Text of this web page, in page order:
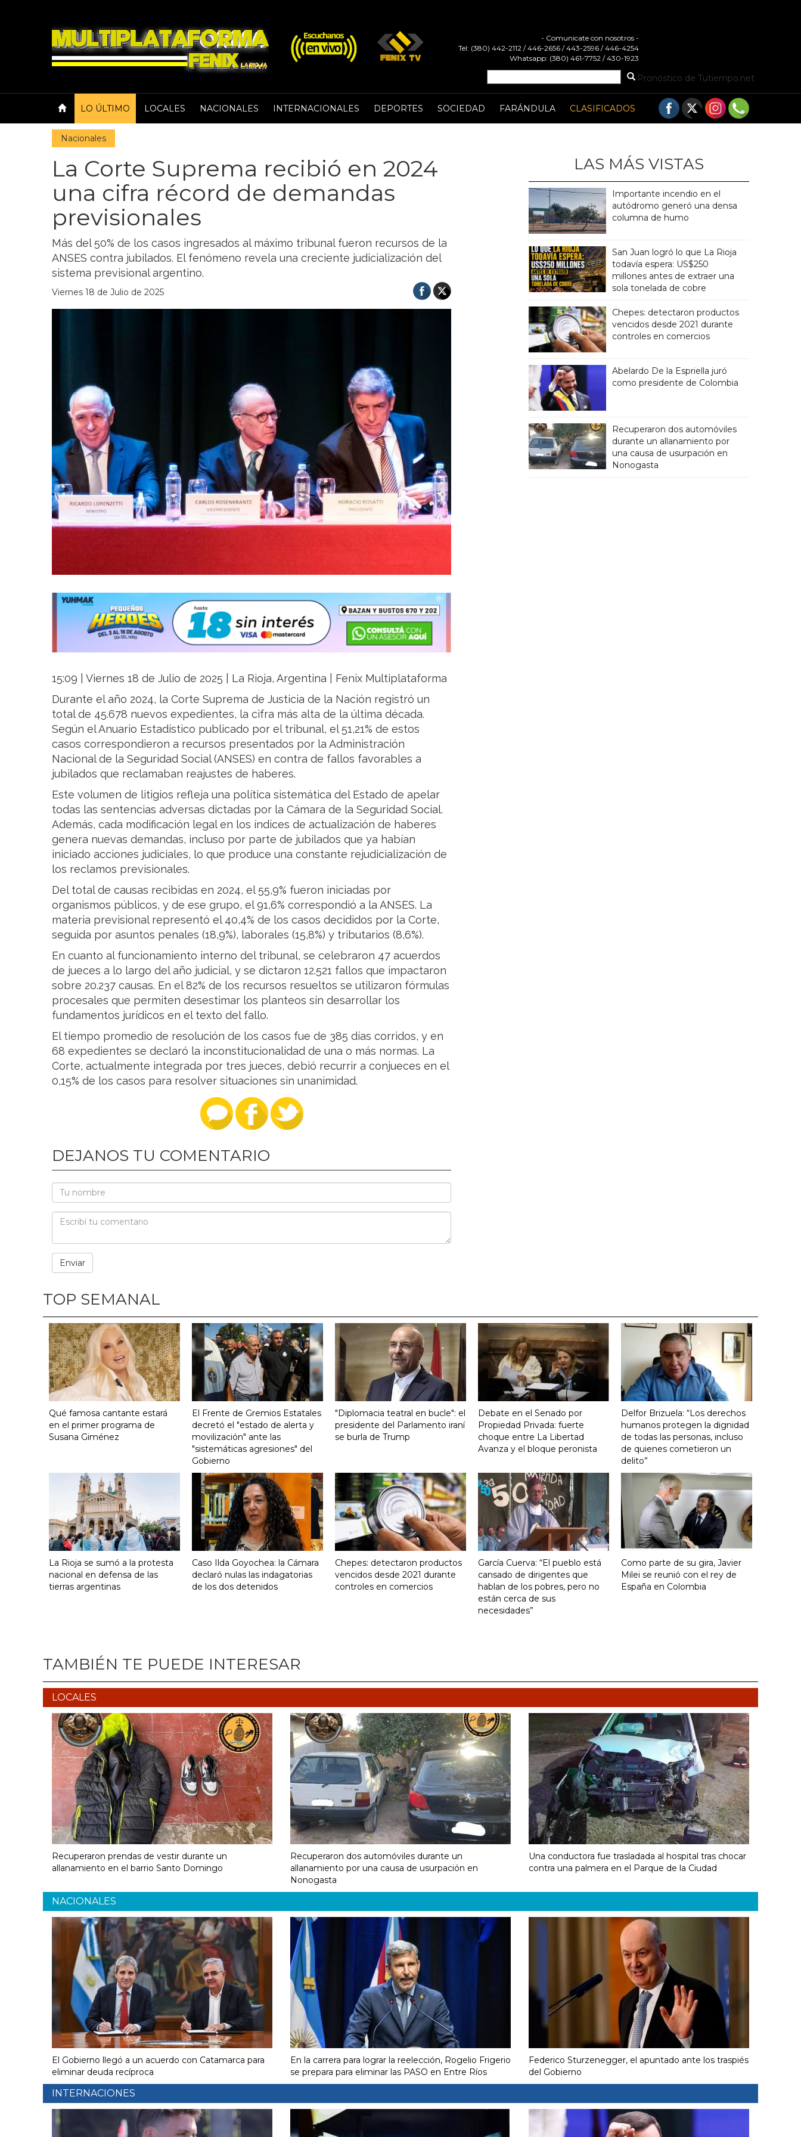
- Comunicate con nosotros -
Tel: (380) 442-2112 / 446-2656 / 443-2596 / 446-4254
Whatsapp: (380) 461-7752 / 430-1923
Pronóstico de Tutiempo.net
LO ÚLTIMO LOCALES NACIONALES INTERNACIONALES DEPORTES SOCIEDAD FARÁNDULA CLASIFICADOS
Nacionales
La Corte Suprema recibió en 2024
una cifra récord de demandas
previsionales
Más del 50% de los casos ingresados al máximo tribunal fueron recursos de la
ANSES contra jubilados. El fenómeno revela una creciente judicialización del
sistema previsional argentino.
Viernes 18 de Julio de 2025
15:09 | Viernes 18 de Julio de 2025 | La Rioja, Argentina | Fenix Multiplataforma
Durante el año 2024, la Corte Suprema de Justicia de la Nación registró un
total de 45.678 nuevos expedientes, la cifra más alta de la última década.
Según el Anuario Estadístico publicado por el tribunal, el 51,21% de estos
casos correspondieron a recursos presentados por la Administración
Nacional de la Seguridad Social (ANSES) en contra de fallos favorables a
jubilados que reclamaban reajustes de haberes.
Este volumen de litigios refleja una política sistemática del Estado de apelar
todas las sentencias adversas dictadas por la Cámara de la Seguridad Social.
Además, cada modificación legal en los índices de actualización de haberes
genera nuevas demandas, incluso por parte de jubilados que ya habían
iniciado acciones judiciales, lo que produce una constante rejudicialización de
los reclamos previsionales.
Del total de causas recibidas en 2024, el 55,9% fueron iniciadas por
organismos públicos, y de ese grupo, el 91,6% correspondió a la ANSES. La
materia previsional representó el 40,4% de los casos decididos por la Corte,
seguida por asuntos penales (18,9%), laborales (15,8%) y tributarios (8,6%).
En cuanto al funcionamiento interno del tribunal, se celebraron 47 acuerdos
de jueces a lo largo del año judicial, y se dictaron 12.521 fallos que impactaron
sobre 20.237 causas. En el 82% de los recursos resueltos se utilizaron fórmulas
procesales que permiten desestimar los planteos sin desarrollar los
fundamentos jurídicos en el texto del fallo.
El tiempo promedio de resolución de los casos fue de 385 días corridos, y en
68 expedientes se declaró la inconstitucionalidad de una o más normas. La
Corte, actualmente integrada por tres jueces, debió recurrir a conjueces en el
0,15% de los casos para resolver situaciones sin unanimidad.
DEJANOS TU COMENTARIO
LAS MÁS VISTAS
Importante incendio en el
autódromo generó una densa
columna de humo
San Juan logró lo que La Rioja
todavía espera: US$250
millones antes de extraer una
sola tonelada de cobre
Chepes: detectaron productos
vencidos desde 2021 durante
controles en comercios
Abelardo De la Espriella juró
como presidente de Colombia
Recuperaron dos automóviles
durante un allanamiento por
una causa de usurpación en
Nonogasta
TOP SEMANAL
Qué famosa cantante estará
en el primer programa de
Susana Giménez
El Frente de Gremios Estatales
decretó el "estado de alerta y
movilización" ante las
"sistemáticas agresiones" del
Gobierno
"Diplomacia teatral en bucle": el
presidente del Parlamento iraní
se burla de Trump
Debate en el Senado por
Propiedad Privada: fuerte
choque entre La Libertad
Avanza y el bloque peronista
Delfor Brizuela: “Los derechos
humanos protegen la dignidad
de todas las personas, incluso
de quienes cometieron un
delito”
La Rioja se sumó a la protesta
nacional en defensa de las
tierras argentinas
Caso Ilda Goyochea: la Cámara
declaró nulas las indagatorias
de los dos detenidos
Chepes: detectaron productos
vencidos desde 2021 durante
controles en comercios
García Cuerva: “El pueblo está
cansado de dirigentes que
hablan de los pobres, pero no
están cerca de sus
necesidades”
Como parte de su gira, Javier
Milei se reunió con el rey de
España en Colombia
TAMBIÉN TE PUEDE INTERESAR
LOCALES
Recuperaron prendas de vestir durante un
allanamiento en el barrio Santo Domingo
Recuperaron dos automóviles durante un
allanamiento por una causa de usurpación en
Nonogasta
Una conductora fue trasladada al hospital tras chocar
contra una palmera en el Parque de la Ciudad
NACIONALES
El Gobierno llegó a un acuerdo con Catamarca para
eliminar deuda recíproca
En la carrera para lograr la reelección, Rogelio Frigerio
se prepara para eliminar las PASO en Entre Ríos
Federico Sturzenegger, el apuntado ante los traspiés
del Gobierno
INTERNACIONES